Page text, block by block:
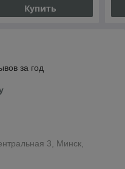
Купить
за год
3, Минск,